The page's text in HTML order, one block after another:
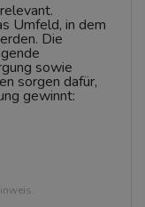
Umfeld, in dem
Die
sowie
sorgen dafür,
gewinnt: